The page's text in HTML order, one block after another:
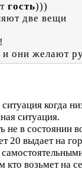
гость)))
две вещи
они желают
когда
ситуация.
не в состоянии
20 выдает на
возьмет на